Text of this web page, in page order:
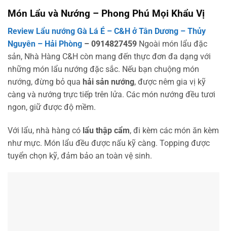
Món Lẩu và Nướng – Phong Phú Mọi Khẩu Vị
Review Lẩu nướng Gà Lá É – C&H ở Tân Dương – Thủy
Nguyên – Hải Phòng – 0914827459 Ngoài món lẩu đặc
sản, Nhà Hàng C&H còn mang đến thực đơn đa dạng với
những món lẩu nướng đặc sắc. Nếu bạn chuộng món
nướng, đừng bỏ qua hải sản nướng, được nêm gia vị kỹ
càng và nướng trực tiếp trên lửa. Các món nướng đều tươi
ngon, giữ được độ mềm.
Với lẩu, nhà hàng có lẩu thập cẩm, đi kèm các món ăn kèm
như mực. Món lẩu đều được nấu kỹ càng. Topping được
tuyển chọn kỹ, đảm bảo an toàn vệ sinh.